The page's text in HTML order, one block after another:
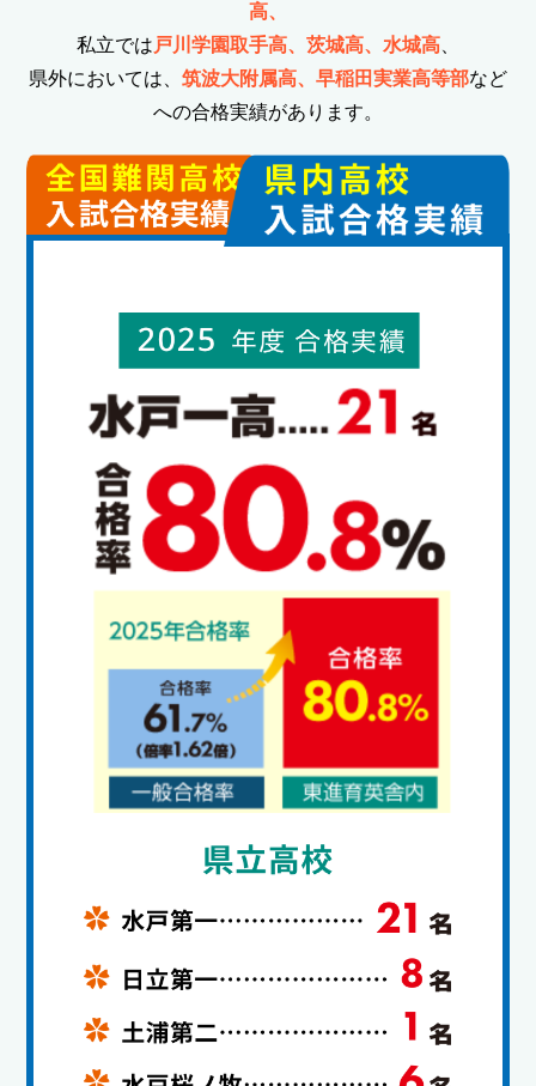
高、
私立では 戸川学園取手高、茨城高、水城高
県外においては、 筑波大附属高、早稲田実業高等部など
への合格実績があります。